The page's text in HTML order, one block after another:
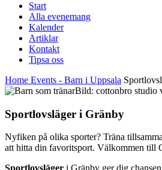
Start
Alla evenemang
Kalender
Artiklar
Kontakt
Tipsa oss
Home Events - Barn i Uppsala
Bild: cottonbro studio
Sportlovsläger i Gränby
Nyfiken på olika sporter? Träna
att hitta din favoritsport. Välkommen till